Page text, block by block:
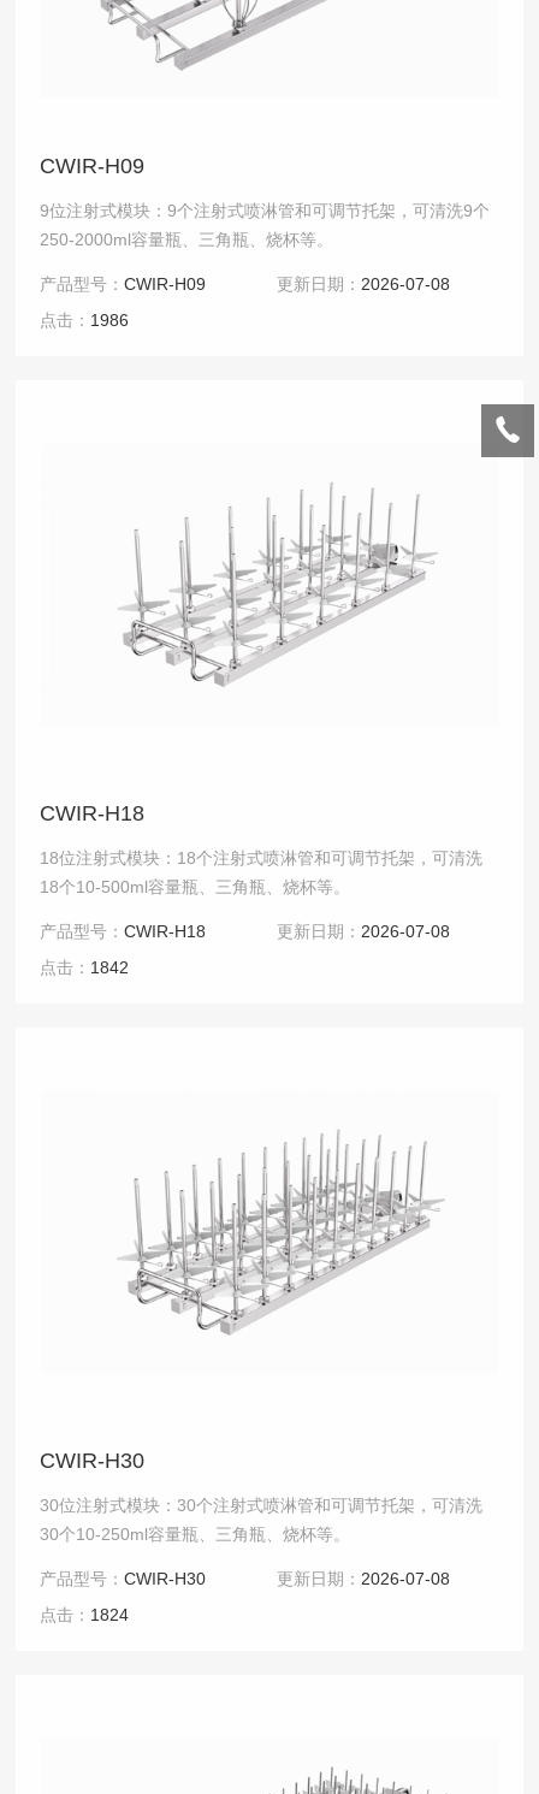
CWIR-H09
9位注射式模块：9个注射式喷淋管和可调节托架，可清洗9个
250-2000ml容量瓶、三角瓶、烧杯等。
产品型号：CWIR-H09 更新日期： 2026-07-08
点击： 1986
CWIR-H18
18位注射式模块：18个注射式喷淋管和可调节托架，可清洗
18个10-500ml容量瓶、三角瓶、烧杯等。
产品型号：CWIR-H18 更新日期： 2026-07-08
点击： 1842
CWIR-H30
30位注射式模块：30个注射式喷淋管和可调节托架，可清洗
30个10-250ml容量瓶、三角瓶、烧杯等。
产品型号：CWIR-H30 更新日期： 2026-07-08
点击： 1824